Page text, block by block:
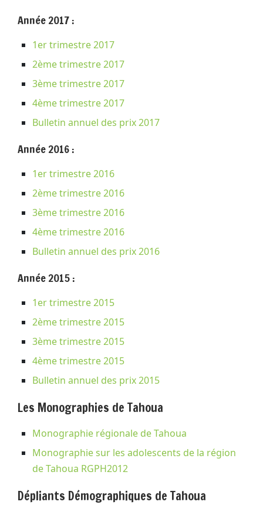
Année 2017 :
1er trimestre 2017
2ème trimestre 2017
3ème trimestre 2017
4ème trimestre 2017
Bulletin annuel des prix 2017
Année 2016 :
1er trimestre 2016
2ème trimestre 2016
3ème trimestre 2016
4ème trimestre 2016
Bulletin annuel des prix 2016
Année 2015 :
1er trimestre 2015
2ème trimestre 2015
3ème trimestre 2015
4ème trimestre 2015
Bulletin annuel des prix 2015
Les Monographies de Tahoua
Monographie régionale de Tahoua
Monographie sur les adolescents de la région
de Tahoua RGPH2012
Dépliants Démographiques de Tahoua